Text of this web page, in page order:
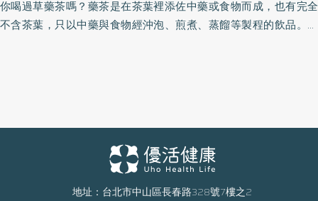
你喝過草藥茶嗎？藥茶是在茶葉裡添佐中藥或食物而成，也有完全
不含茶葉，只以中藥與食物經沖泡、煎煮、蒸餾等製程的飲品。擁
地址：台北市中山區長春路328號7樓之2